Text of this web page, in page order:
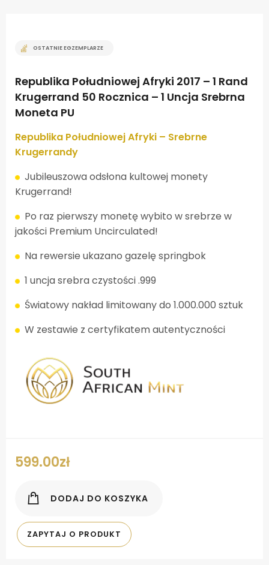
OSTATNIE EGZEMPLARZE
Republika Południowej Afryki 2017 – 1 Rand
Krugerrand 50 Rocznica – 1 Uncja Srebrna
Moneta PU
Republika Południowej Afryki – Srebrne
Krugerrandy
Jubileuszowa odsłona kultowej monety
Krugerrand!
Po raz pierwszy monetę wybito w srebrze w
jakości Premium Uncirculated!
Na rewersie ukazano gazelę springbok
1 uncja srebra czystości .999
Światowy nakład limitowany do 1.000.000 sztuk
W zestawie z certyfikatem autentyczności
599.00zł
DODAJ DO KOSZYKA
ZAPYTAJ O PRODUKT